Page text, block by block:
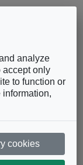
analyze
accept only
to function or
cookies